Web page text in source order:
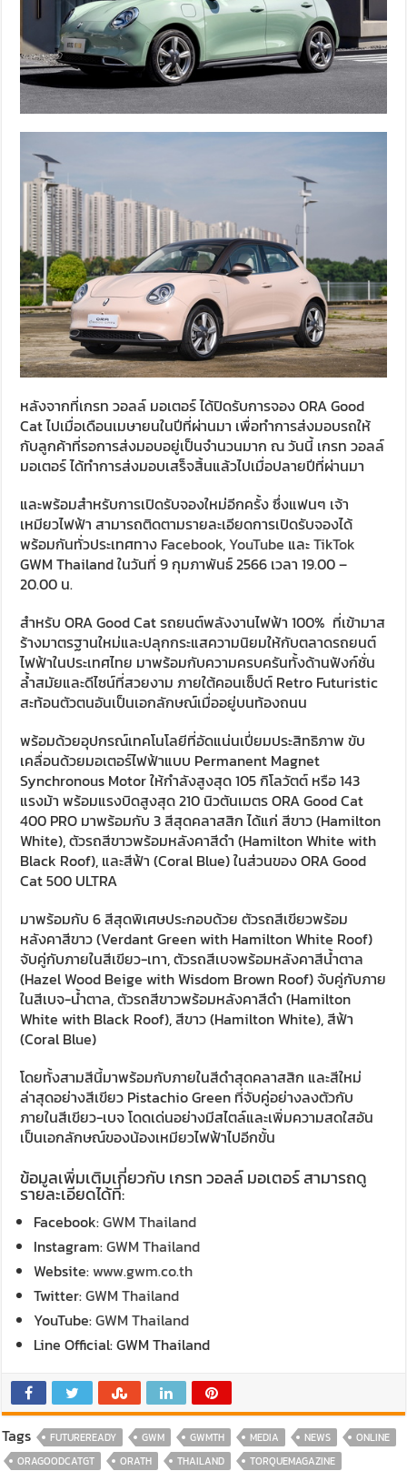
หลังจากที่เกรท วอลล์ มอเตอร์ ได้ปิดรับการจอง ORA Good
Cat ไปเมื่อเดือนเมษายนในปีที่ผ่านมา เพื่อทำการส่งมอบรถให้
กับลูกค้าที่รอการส่งมอบอยู่เป็นจำนวนมาก ณ วันนี้ เกรท วอลล์
มอเตอร์ ได้ทำการส่งมอบเสร็จสิ้นแล้วไปเมื่อปลายปีที่ผ่านมา
และพร้อมสำหรับการเปิดรับจองใหม่อีกครั้ง ซึ่งแฟนๆ เจ้า
เหมียวไฟฟ้า สามารถติดตามรายละเอียดการเปิดรับจองได้
พร้อมกันทั่วประเทศทาง Facebook, YouTube และTikTok
GWM Thailand ในวันที่ 9 กุมภาพันธ์ 2566 เวลา 19.00 –
20.00 น.
สำหรับ ORA Good Cat รถยนต์พลังงานไฟฟ้า 100% ที่เข้ามาส
ร้างมาตรฐานใหม่และปลุกกระแสความนิยมให้กับตลาดรถยนต์
ไฟฟ้าในประเทศไทย มาพร้อมกับความครบครันทั้งด้านฟังก์ชั่น
ล้ำสมัยและดีไซน์ที่สวยงาม ภายใต้คอนเซ็ปต์ Retro Futuristic
สะท้อนตัวตนอันเป็นเอกลักษณ์เมื่ออยู่บนท้องถนน
พร้อมด้วยอุปกรณ์เทคโนโลยีที่อัดแน่นเปี่ยมประสิทธิภาพ ขับ
เคลื่อนด้วยมอเตอร์ไฟฟ้าแบบ Permanent Magnet
Synchronous Motor ให้กำลังสูงสุด 105 กิโลวัตต์ หรือ 143
แรงม้า พร้อมแรงบิดสูงสุด 210 นิวตันเมตร ORA Good Cat
400 PRO มาพร้อมกับ 3 สีสุดคลาสสิก ได้แก่ สีขาว (Hamilton
White), ตัวรถสีขาวพร้อมหลังคาสีดำ (Hamilton White with
Black Roof), และสีฟ้า (Coral Blue) ในส่วนของ ORA Good
Cat 500 ULTRA
มาพร้อมกับ 6 สีสุดพิเศษประกอบด้วย ตัวรถสีเขียวพร้อม
หลังคาสีขาว (Verdant Green with Hamilton White Roof)
จับคู่กับภายในสีเขียว-เทา, ตัวรถสีเบจพร้อมหลังคาสีน้ำตาล
(Hazel Wood Beige with Wisdom Brown Roof) จับคู่กับภาย
ในสีเบจ-น้ำตาล, ตัวรถสีขาวพร้อมหลังคาสีดำ (Hamilton
White with Black Roof), สีขาว (Hamilton White), สีฟ้า
(Coral Blue)
โดยทั้งสามสีนี้มาพร้อมกับภายในสีดำสุดคลาสสิก และสีใหม่
ล่าสุดอย่างสีเขียว Pistachio Green ที่จับคู่อย่างลงตัวกับ
ภายในสีเขียว-เบจ โดดเด่นอย่างมีสไตล์และเพิ่มความสดใสอัน
เป็นเอกลักษณ์ของน้องเหมียวไฟฟ้าไปอีกขั้น
ข้อมูลเพิ่มเติมเกี่ยวกับ เกรท วอลล์ มอเตอร์ สามารถดู
รายละเอียดได้ที่:
Facebook:GWM Thailand
Instagram:GWM Thailand
Website:www.gwm.co.th
Twitter:GWM Thailand
YouTube:GWM Thailand
Line Official: GWM Thailand
Tags FUTUREREADY GWM GWMTH MEDIA NEWS
ONLINE
ORAGOODCATGT
ORATH THAILAND
TORQUEMAGAZINE